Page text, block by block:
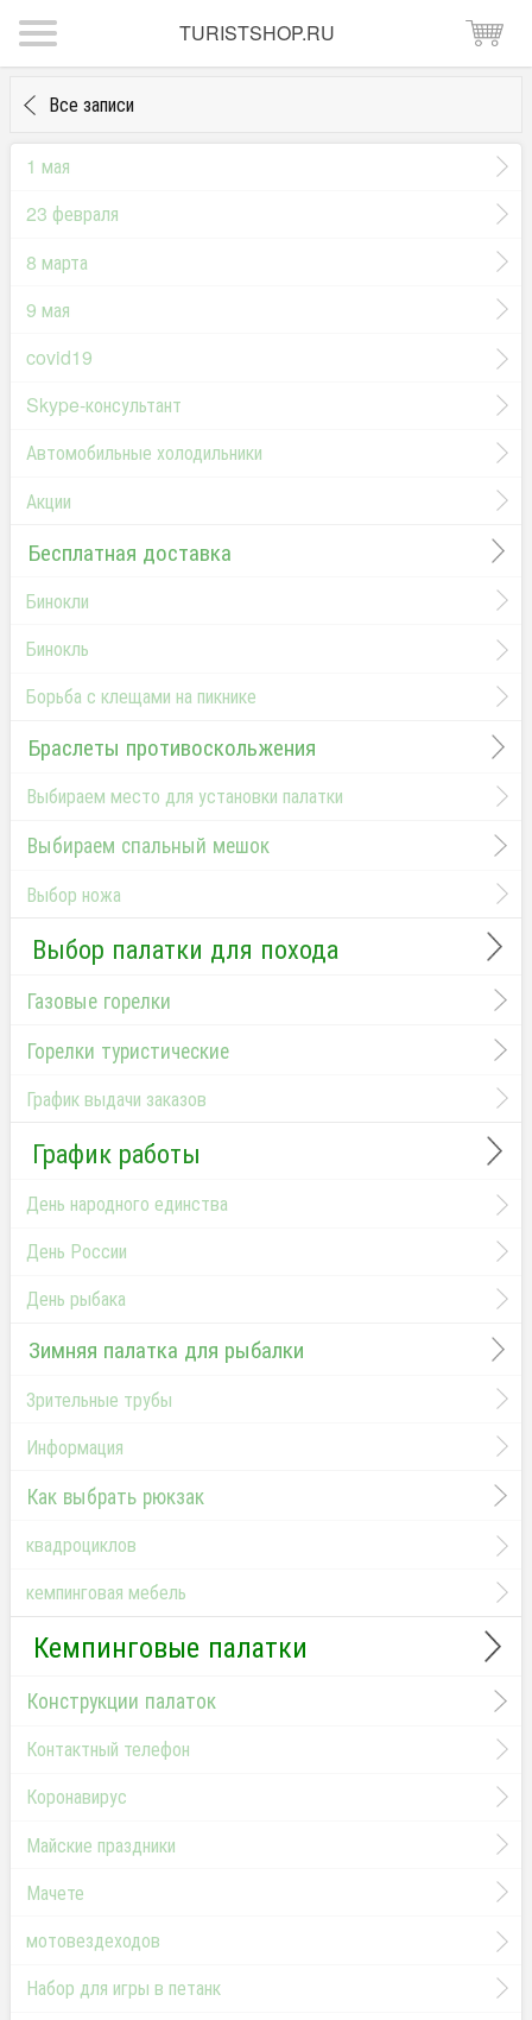
TURISTSHOP.RU
Все записи
1 мая
23 февраля
8 марта
9 мая
covid19
Skype-консультант
Автомобильные холодильники
Акции
Бесплатная доставка
Бинокли
Бинокль
Борьба с клещами на пикнике
Браслеты противоскольжения
Выбираем место для установки палатки
Выбираем спальный мешок
Выбор ножа
Выбор палатки для похода
Газовые горелки
Горелки туристические
График выдачи заказов
График работы
День народного единства
День России
День рыбака
Зимняя палатка для рыбалки
Зрительные трубы
Информация
Как выбрать рюкзак
квадроциклов
кемпинговая мебель
Кемпинговые палатки
Конструкции палаток
Контактный телефон
Коронавирус
Майские праздники
Мачете
мотовездеходов
Набор для игры в петанк